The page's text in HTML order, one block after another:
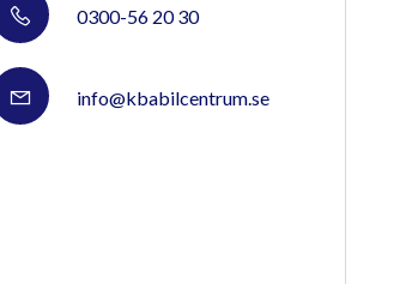
0300-56 20 30
info@kbabilcentrum.se